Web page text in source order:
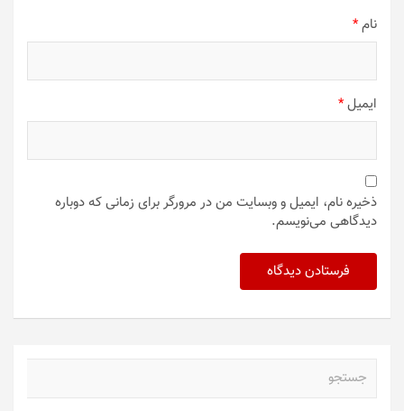
نام*
ایمیل*
ذخیره نام، ایمیل و وبسایت من در مرورگر برای زمانی که دوباره
دیدگاهی می‌نویسم.